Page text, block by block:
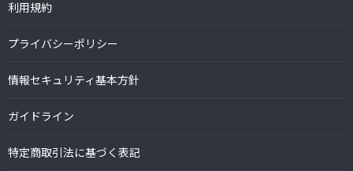
利用規約
プライバシーポリシー
情報セキュリティ基本方針
ガイドライン
特定商取引法に基づく表記